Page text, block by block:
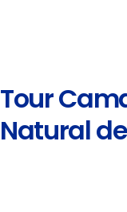
Tour
Natural